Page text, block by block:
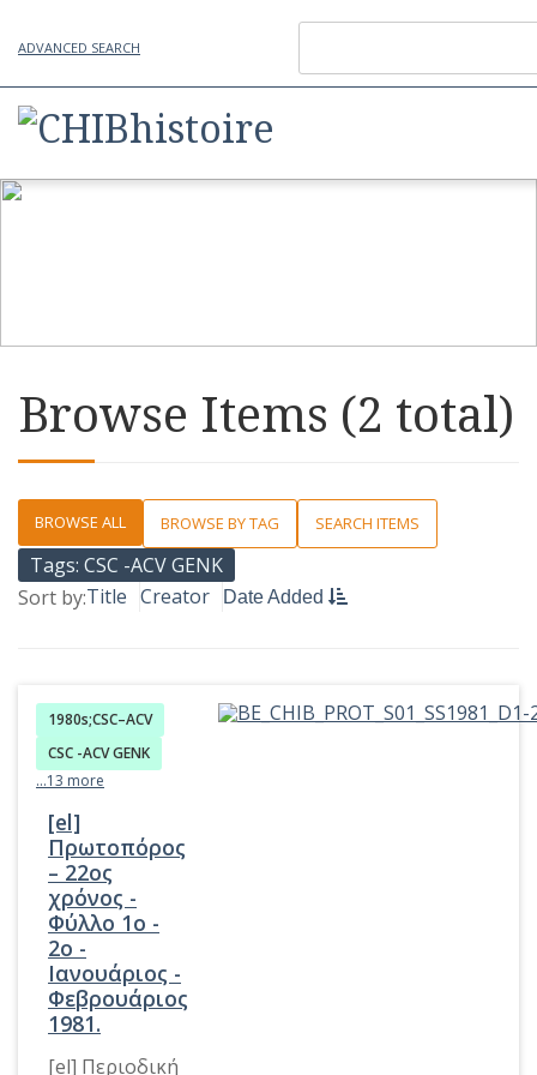
ADVANCED SEARCH
Browse Items (2 total)
BROWSE ALL BROWSE BY TAG SEARCH ITEMS
Tags: CSC -ACV GENK
Sort by:Title Creator Date Added
1980s;CSC–ACV
CSC -ACV GENK
...13 more
[el]
Πρωτοπόρος
– 22ος
χρόνος -
Φύλλο 1o -
2ο -
Ιανουάριος -
Φεβρουάριος
1981.
[el] Περιοδική